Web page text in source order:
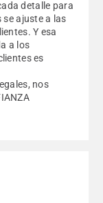
detalle para
ajuste a las
Y esa
a los
es
nos